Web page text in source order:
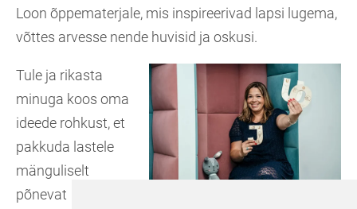
Loon õppematerjale, mis inspireerivad lapsi lugema,
võttes arvesse nende huvisid ja oskusi.
Tule ja rikasta
minuga koos oma
ideede rohkust, et
pakkuda lastele
mänguliselt
põnevat